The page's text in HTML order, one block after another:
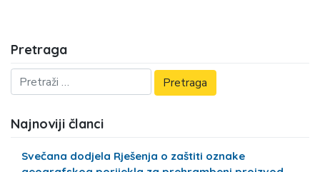
Pretraga
Najnoviji članci
Svečana dodjela Rješenja o zaštiti oznake